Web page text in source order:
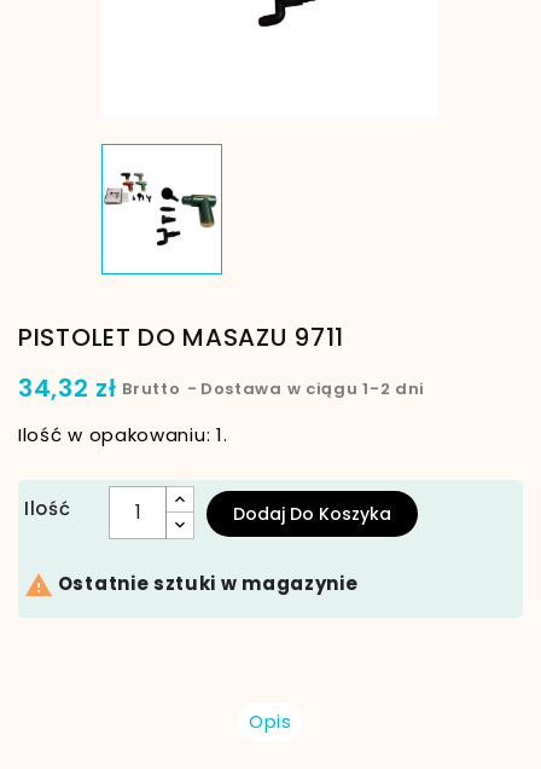
PISTOLET DO MASAZU 9711
34,32 zł Brutto Dostawa w ciągu 1-2 dni
Ilość w opakowaniu: 1.
Ilość Dodaj Do Koszyka
 Ostatnie sztuki w magazynie
Opis